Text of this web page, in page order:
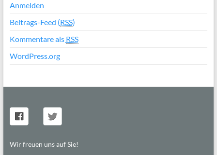
Anmelden
Beitrags-Feed (RSS)
Kommentare als RSS
WordPress.org
Wir freuen uns auf Sie!